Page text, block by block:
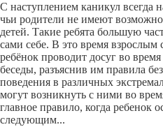
С наступлением каникул всегда
чьи родители не имеют
детей. Такие ребята большую
сами себе. В это время взрослым
ребёнок проводит досуг во
беседы, разъяснив им правила
поведения в различных
могут возникнуть с ними во
главное правило, когда ребенок
следующим...